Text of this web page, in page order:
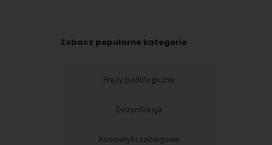
Zobacz popularne kategorie
Frezy podologiczne
Dezynfekcja
Kosmetyki zabiegowe